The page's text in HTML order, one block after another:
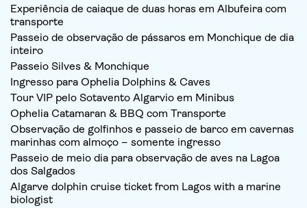
Experiência de caiaque de duas horas em Albufeira com
transporte
Passeio de observação de pássaros em Monchique de dia
inteiro
Passeio Silves & Monchique
Ingresso para Ophelia Dolphins & Caves
Tour VIP pelo Sotavento Algarvio em Minibus
Ophelia Catamaran & BBQ com Transporte
Observação de golfinhos e passeio de barco em cavernas
marinhas com almoço – somente ingresso
Passeio de meio dia para observação de aves na Lagoa
dos Salgados
Algarve dolphin cruise ticket from Lagos with a marine
biologist